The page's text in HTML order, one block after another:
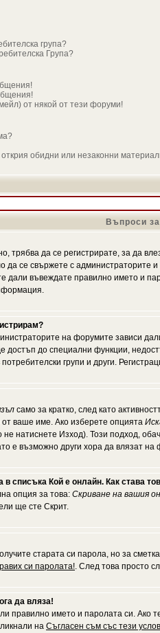
група?
Група?
от някой от тези форуми!
открия обидни или незаконни
Въпроси
трябва да се регистрирате, за да
да се свържете с администраторите
дали въвеждате правилно името и
на форумите зависи
достъп до специални функции,
групи и други.
само за кратко, след като
от ваше име. Ако изберете опцията
не натиснете Изход). Този подход,
е възможно други хора да влязат
списъка Кой е онлайн. Как става
опция за това: Скриване на вашия
ще сте Скрит.
старата си парола, но за
си паролата!. След това просто
да вляза!
правилно името и паролата си. Ако
на Съгласен съм със тези